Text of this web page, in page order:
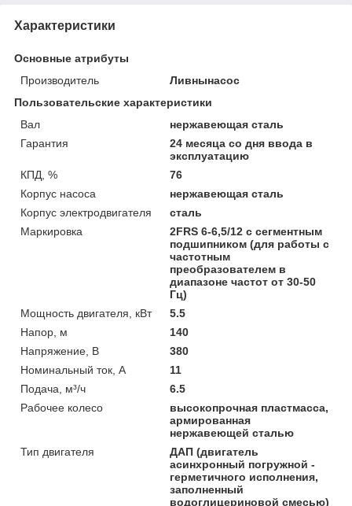
Характеристики
Основные атрибуты
Производитель
Ливнынасос
Пользовательские характеристики
Вал
нержавеющая сталь
Гарантия
24 месяца со дня ввода в
эксплуатацию
КПД, %
76
Корпус насоса
нержавеющая сталь
Корпус электродвигателя
сталь
Маркировка
2FRS 6-6,5/12 с сегментным
подшипником (для работы с
частотным
преобразователем в
диапазоне частот от 30-50
Гц)
Мощность двигателя, кВт
5.5
Напор, м
140
Напряжение, В
380
Номинальный ток, А
11
Подача, м³/ч
6.5
Рабочее колесо
высокопрочная пластмасса,
армированная
нержавеющей сталью
Тип двигателя
ДАП (двигатель
асинхронный погружной -
герметичного исполнения,
заполненный
водоглицериновой смесью)